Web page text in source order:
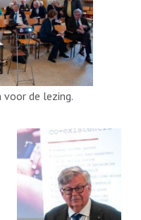
voor de lezing.